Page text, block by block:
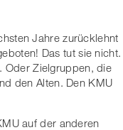
Jahre zurücklehnt
Das tut sie nicht.
Oder Zielgruppen, die
den Alten. Den KMU
auf der anderen